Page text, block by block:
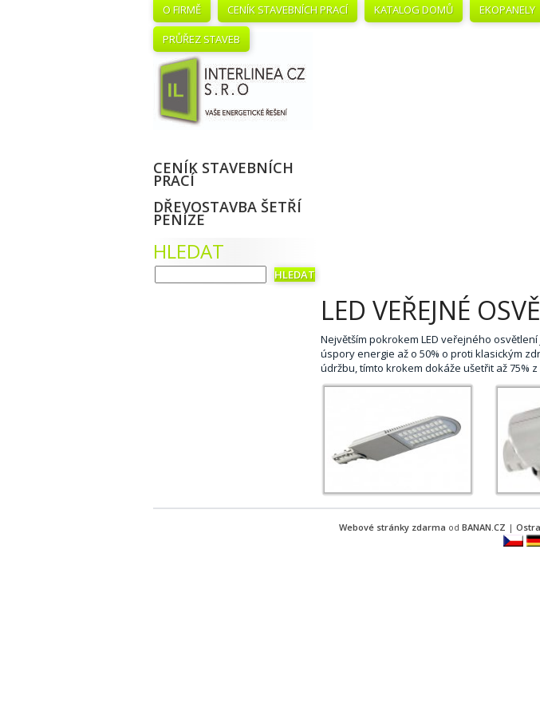
O FIRMĚ CENÍK STAVEBNÍCH PRACÍ KATALOG DOMŮ EKOPANELY
PRŮŘEZ STAVEB
CENÍK STAVEBNÍCH
PRACÍ
DŘEVOSTAVBA ŠETŘÍ
PENÍZE
HLEDAT
LED VEŘEJNÉ
Největším pokrokem LED veřejného
úspory energie až o 50% o proti klasickým
údržbu, tímto krokem dokáže ušetřit až 75%
Webové stránky zdarma od BANAN.CZ |